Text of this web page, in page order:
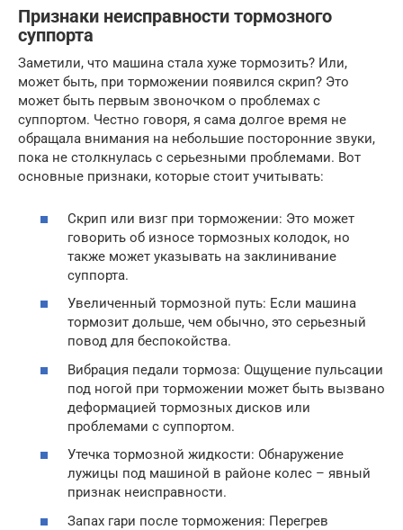
Признаки неисправности тормозного
суппорта
Заметили, что машина стала хуже тормозить? Или,
может быть, при торможении появился скрип? Это
может быть первым звоночком о проблемах с
суппортом. Честно говоря, я сама долгое время не
обращала внимания на небольшие посторонние звуки,
пока не столкнулась с серьезными проблемами. Вот
основные признаки, которые стоит учитывать:
Скрип или визг при торможении: Это может
говорить об износе тормозных колодок, но
также может указывать на заклинивание
суппорта.
Увеличенный тормозной путь: Если машина
тормозит дольше, чем обычно, это серьезный
повод для беспокойства.
Вибрация педали тормоза: Ощущение пульсации
под ногой при торможении может быть вызвано
деформацией тормозных дисков или
проблемами с суппортом.
Утечка тормозной жидкости: Обнаружение
лужицы под машиной в районе колес – явный
признак неисправности.
Запах гари после торможения: Перегрев